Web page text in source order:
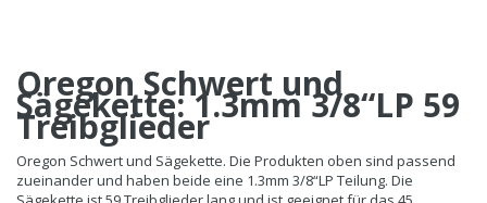
Oregon Schwert und
Sägekette: 1.3mm 3/8“LP 59
Treibglieder
Oregon Schwert und Sägekette. Die Produkten oben sind passend
zueinander und haben beide eine 1.3mm 3/8“LP Teilung. Die